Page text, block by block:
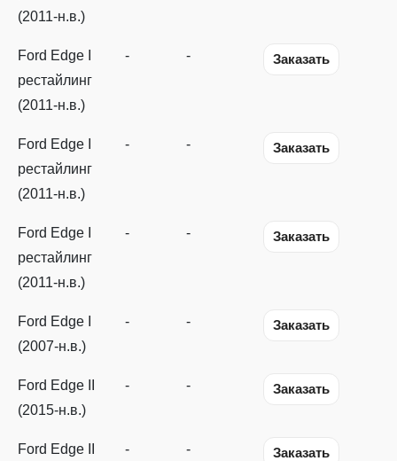
(2011-н.в.)
Ford Edge I
рестайлинг
(2011-н.в.)
- - Заказать
Ford Edge I
рестайлинг
(2011-н.в.)
- - Заказать
Ford Edge I
рестайлинг
(2011-н.в.)
- - Заказать
Ford Edge I
(2007-н.в.)
- - Заказать
Ford Edge II
(2015-н.в.)
- - Заказать
Ford Edge II
- - Заказать